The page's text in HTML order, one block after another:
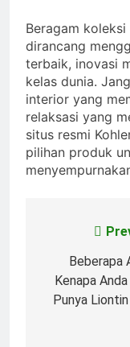
Beragam
dirancang
terbaik, inovasi
kelas dunia.
interior yang
relaksasi yang
situs resmi
pilihan produk
Beberapa
Kenapa
Punya